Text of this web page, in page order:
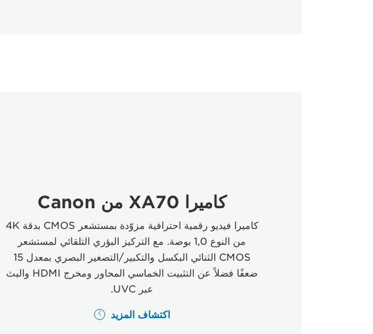
كاميرا XA70 من Canon
كاميرا فيديو رقمية احترافية مزوّدة بمستشعر CMOS بدقة 4K
من النوع 1,0 بوصة. مع التركيز البؤري التلقائي لمستشعر
CMOS الثنائي البكسل والتكبير/التصغير البصري بمعدل 15
ضعفًا فضلاً عن التثبيت الخماسي المحاور ومخرج HDMI والبث
عبر UVC.
اكتشاف المزيد